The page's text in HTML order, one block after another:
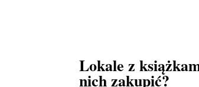
Lokale z
nich zakupić?